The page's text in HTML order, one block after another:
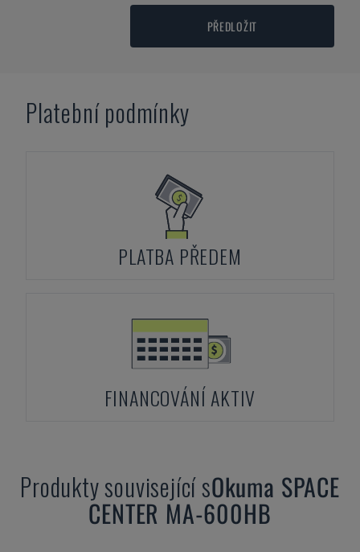
PŘEDLOŽIT
Platební podmínky
PLATBA PŘEDEM
FINANCOVÁNÍ AKTIV
Produkty související sOkuma SPACE
CENTER MA-600HB